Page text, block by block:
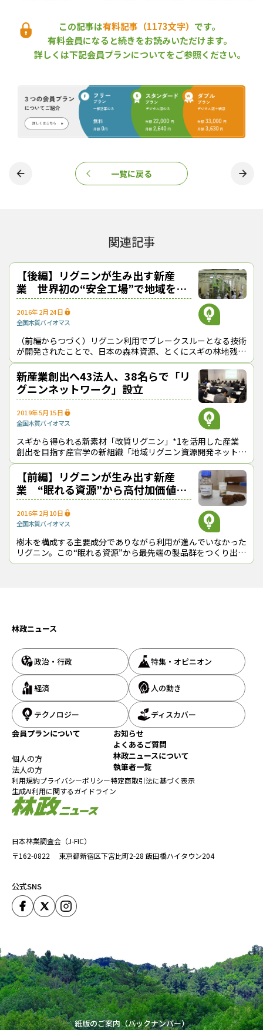
スギ改質リグニンを自動車の内装部品に使用
この自動車は、SIPリグニンの中核機関である森林総研と産業技術
総合研究所に素材メーカーの（株）宮城化成（宮城県栗原市）と
（株）光岡自動車（富山市）が加わってつくられた。スギ由来の
ニンを用いたGFRPは、従来のGFRPよりも寸法安定性が高く、
VOC（揮発性有機物）の発生量が少ないなど、性能・環境面で優位
性がある。
解説】５年計画終了で問われるリグニンネットワークの
実力
５年前に国家的プロジェクトとしてスタートしたSIPリグニンが最
終年度を迎えている。樹木の主要成分でありながら利用が進んでい
なかった眠れる資源・リグニンを、ポリエチレングリコール
（PEG）を使って効率的に取り出し、「改質リグニン」として高
付加価値製品に利用できる道を開いた意義は大きい。このほど披
露された“スギリグニン自動車”だけでなく、すでにガスケットや
ハイブリッド膜など様々な試作品ができており、新市場創出効果
は2,000億円規模になるとも試算されている。
問題は、国の手厚い支援が切れる来年度からの対応だ。SIPリグニ
中で、新たに「地域リグニン資源開発ネットワーク」を立ち上げ
る考えを明らかにした。2020年度末までは会費を無料とし、企業
や自治体など幅広く参加者を募るという。 「改質リグニン」の実
用化にあたって“壁”となっているのは、安定供給とコストダウン。
まだ、製造拠点は森林総研のベンチプラントしかないのが実状
だ。立ちはだかる“壁”を新設するリグニンネットワークで打破す
ることができるのか。最大のテーマである「社会実装」を達成す
るために、リグニンプロジェクトはいよいよ正念場を迎えること
になる。
（トップ画像＝スギのリグニンを内外装材に使った世界初の自動車）
GFRPSIPリグニンVOC ガラス繊維強化プラスチック
ポリエチレングリコールリグニン
改質リグニン 森林総合研究所
『林政ニュース』編集部
となり、最新の耳寄り情報をお届けしてまい
ります。
この記事をシェアする
この記事は有料記事（1173文字） です。
有料会員になると続きをお読みいただけます。
詳しくは下記会員プランについてをご参照ください。
一覧に戻る
関連記事
【後編】リグニンが生み出す新産
業 世界初の“安全工場”で地域を創
生
2016年2月24日
全国木質バイオマス
（前編からつづく）リグニン利用でブレークスルーとなる技術
が開発されたことで、日本の森林資源、とくにスギの林地残材
に新たな価値が生まれようとしている。
新産業創出へ43法人、38名らで「リ
グニンネットワーク」設立
2019年5月15日
全国木質バイオマス
スギから得られる新素材「改質リグニン」*1を活用した産業
創出を目指す産官学の新組織「地域リグニン資源開発ネットワ
ーク（通称「リグニンネットワーク」）が発足した。４月16
日に東京都内で同ネットワークの
【前編】リグニンが生み出す新産
業 “眠れる資源”から高付加価値製
品を開発
2016年2月10日
全国木質バイオマス
樹木を構成する主要成分でありながら利用が進んでいなかった
リグニン。この“眠れる資源”から最先端の製品群をつくり出
し、新たな産業を起こそうという大がかりなプロジェクトがス
日本林業調査会（J-FIC）
〒162-0822
東京都新宿区下宮比町2-28 飯田橋ハイタウン204
公式SNS
林政ニュース
政治・行政 特集・オピニオン
経済 人の動き
テクノロジー
ディスカバー
会員プランについて
個人の方
法人の方
お知らせ
よくあるご質問
林政ニュースについて
執筆者一覧
利用規約プライバシーポリシー特定商取引法に基づく表示
生成AI利用に関するガイドライン
紙版のご案内（バックナンバー）